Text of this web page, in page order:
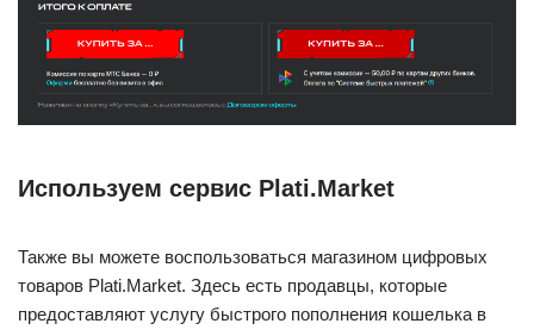
Используем сервис Plati.Market
Также вы можете воспользоваться магазином цифровых
товаров Plati.Market. Здесь есть продавцы, которые
предоставляют услугу быстрого пополнения кошелька в